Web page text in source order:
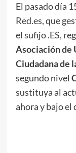
El pasado día
Red.es,que
el sufijo .ES,
Asociación de
Ciudadana de
segundo nivel
sustituya al
ahora y bajo el